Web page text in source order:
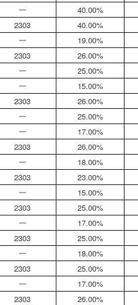
一 40.00%
2303
40.00%
一 19.00%
2303
26.00%
一 25.00%
一 15.00%
2303
26.00%
一 25.00%
一 17.00%
2303
26.00%
一 18.00%
2303
23.00%
一 15.00%
2303
25.00%
一 17.00%
2303
25.00%
一 18.00%
2303
25.00%
一 17.00%
2303
26.00%